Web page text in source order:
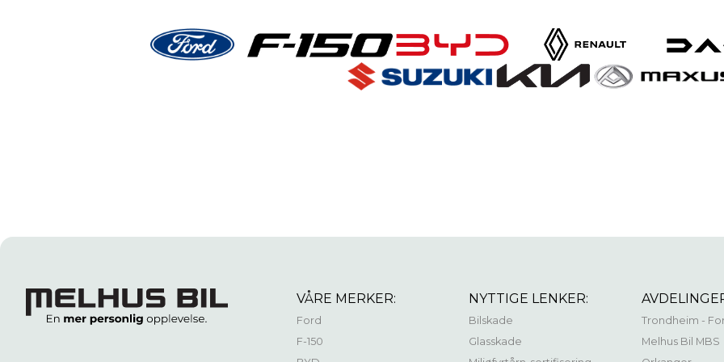
VÅRE MERKER:
Ford
F-150
NYTTIGE LENKER:
Bilskade
Glasskade
Trondheim -
Melhus Bil MBS